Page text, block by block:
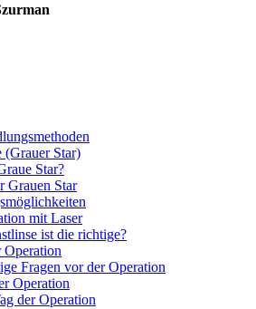
Star)
Star?
Grauen Star
mit Laser
ist die richtige?
Fragen vor der Operation
Operation
der Operation